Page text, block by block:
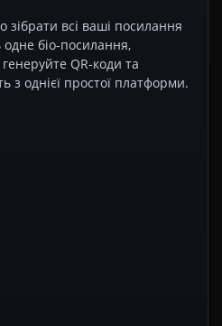
зібрати всі ваші посилання
одне біо-посилання,
QR-коди та
з однієї простої платформи.